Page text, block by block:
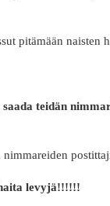
pitämään naisten
teidän
levyjä!!!!!!